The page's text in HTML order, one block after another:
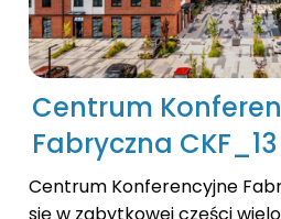
Centrum
Fabryczna CKF_13
Centrum Konferencyjne